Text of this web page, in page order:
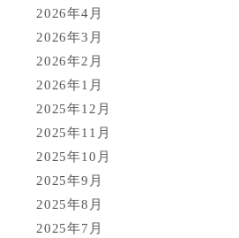
2026年4月
2026年3月
2026年2月
2026年1月
2025年12月
2025年11月
2025年10月
2025年9月
2025年8月
2025年7月